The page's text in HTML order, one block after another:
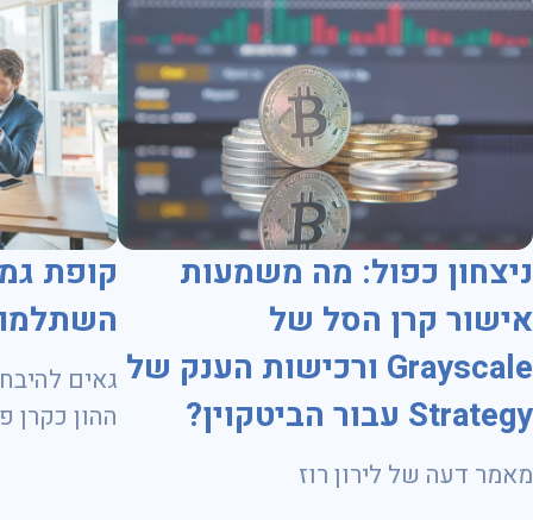
ניצחון כפול: מה משמעות
אישור קרן הסל של
Grayscale ורכישות הענק של
Strategy עבור הביטקוין?
מאמר דעה של לירון רוז
קופת
גאים